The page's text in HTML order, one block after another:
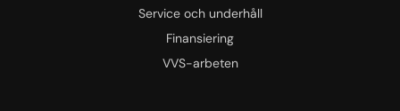
Service och underhåll
Finansiering
VVS-arbeten